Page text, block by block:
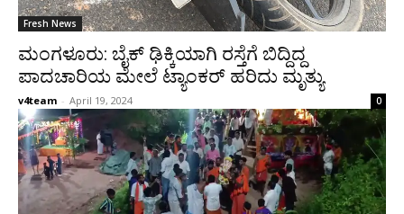
Fresh News
ಮಂಗಳೂರು: ಬೈಕ್ ಢಿಕ್ಕಿಯಾಗಿ ರಸ್ತೆಗೆ ಬಿದ್ದಿದ್ದ
ಪಾದಚಾರಿಯ ಮೇಲೆ ಟ್ಯಾಂಕರ್ ಹರಿದು ಮೃತ್ಯು
v4team - April 19, 2024 0